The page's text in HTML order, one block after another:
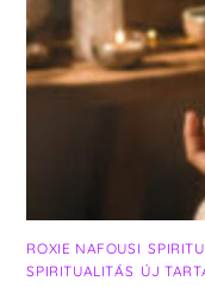
ROXIE NAFOUSI ,
SPIRITUALITÁS ÚJ